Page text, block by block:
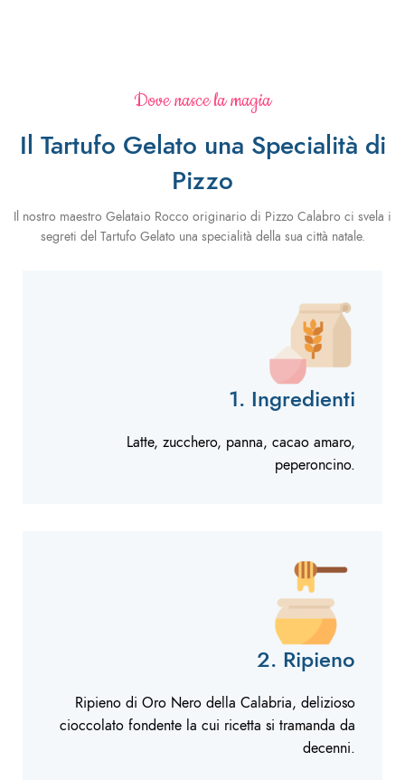
Dove nasce la magia
Il Tartufo Gelato una Specialità di
Pizzo
Il nostro maestro Gelataio Rocco originario di Pizzo Calabro ci svela i
segreti del Tartufo Gelato una specialità della sua città natale.
1. Ingredienti
Latte, zucchero, panna, cacao amaro,
peperoncino.
2. Ripieno
Ripieno di Oro Nero della Calabria, delizioso
cioccolato fondente la cui ricetta si tramanda da
decenni.